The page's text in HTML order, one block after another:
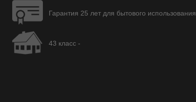
Гарантия 25 лет для бытового использования.
43 класс -